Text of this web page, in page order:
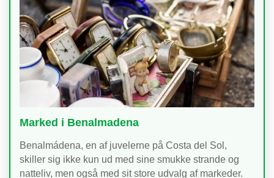
Marked i Benalmadena
Benalmádena, en af juvelerne på Costa del Sol,
skiller sig ikke kun ud med sine smukke strande og
natteliv, men også med sit store udvalg af markeder.